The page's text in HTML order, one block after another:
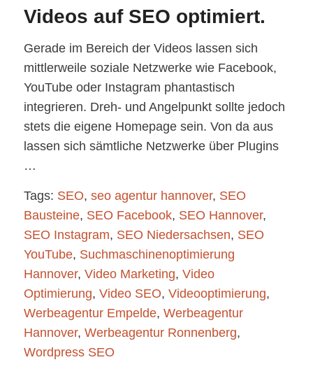
Videos auf SEO optimiert.
Gerade im Bereich der Videos lassen sich
mittlerweile soziale Netzwerke wie Facebook,
YouTube oder Instagram phantastisch
integrieren. Dreh- und Angelpunkt sollte jedoch
stets die eigene Homepage sein. Von da aus
lassen sich sämtliche Netzwerke über Plugins
…
Tags: SEO, seo agentur hannover, SEO
Bausteine, SEO Facebook, SEO Hannover,
SEO Instagram, SEO Niedersachsen, SEO
YouTube, Suchmaschinenoptimierung
Hannover, Video Marketing, Video
Optimierung, Video SEO, Videooptimierung,
Werbeagentur Empelde, Werbeagentur
Hannover, Werbeagentur Ronnenberg,
Wordpress SEO